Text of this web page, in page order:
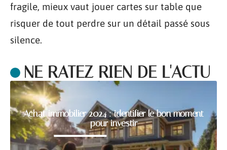
fragile, mieux vaut jouer cartes sur table que
risquer de tout perdre sur un détail passé sous
silence.
NE RATEZ RIEN DE L'ACTU
Achat immobilier 2024 : identifier le bon moment
pour investir